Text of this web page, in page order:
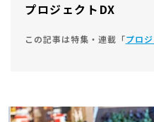
プロジェクトDX
この記事は特集・連載「プロ